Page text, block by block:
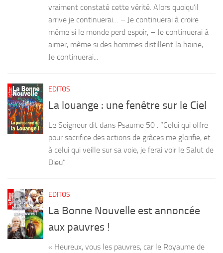
vraiment constaté cette vérité. Alors quoiqu’il
arrive je continuerai… – Je continuerai à croire
même si le monde perd espoir, – Je continuerai à
aimer, même si des hommes distillent la haine, –
Je continuerai...
EDITOS
La louange : une fenêtre sur le Ciel
Le Seigneur dit dans Psaume 50 : “Celui qui offre
pour sacrifice des actions de grâces me glorifie, et
à celui qui veille sur sa voie, je ferai voir le Salut de
Dieu”
EDITOS
La Bonne Nouvelle est annoncée
aux pauvres !
« Heureux, vous les pauvres, car le Royaume de